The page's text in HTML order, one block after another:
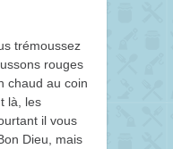
trémoussez
rouges
chaud au coin
là, les
il vous
Dieu, mais